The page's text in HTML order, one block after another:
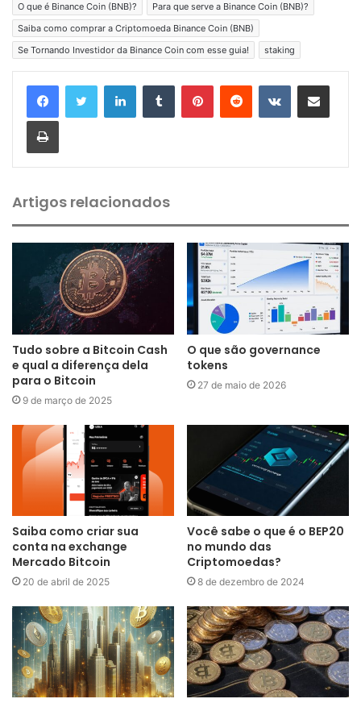
O que é Binance Coin (BNB)?
Para que serve a Binance Coin (BNB)?
Saiba como comprar a Criptomoeda Binance Coin (BNB)
Se Tornando Investidor da Binance Coin com esse guia!
staking
Artigos relacionados
Tudo sobre a Bitcoin Cash
e qual a diferença dela
para o Bitcoin
9 de março de 2025
O que são governance
tokens
27 de maio de 2026
Saiba como criar sua
conta na exchange
Mercado Bitcoin
20 de abril de 2025
Você sabe o que é o BEP20
no mundo das
Criptomoedas?
8 de dezembro de 2024